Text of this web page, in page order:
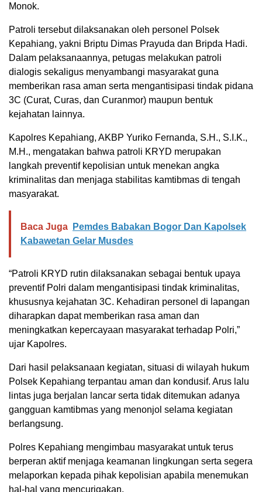
Monok.
Patroli tersebut dilaksanakan oleh personel Polsek
Kepahiang, yakni Briptu Dimas Prayuda dan Bripda Hadi.
Dalam pelaksanaannya, petugas melakukan patroli
dialogis sekaligus menyambangi masyarakat guna
memberikan rasa aman serta mengantisipasi tindak pidana
3C (Curat, Curas, dan Curanmor) maupun bentuk
kejahatan lainnya.
Kapolres Kepahiang, AKBP Yuriko Fernanda, S.H., S.I.K.,
M.H., mengatakan bahwa patroli KRYD merupakan
langkah preventif kepolisian untuk menekan angka
kriminalitas dan menjaga stabilitas kamtibmas di tengah
masyarakat.
Baca Juga
Pemdes Babakan Bogor Dan Kapolsek
Kabawetan Gelar Musdes
“Patroli KRYD rutin dilaksanakan sebagai bentuk upaya
preventif Polri dalam mengantisipasi tindak kriminalitas,
khususnya kejahatan 3C. Kehadiran personel di lapangan
diharapkan dapat memberikan rasa aman dan
meningkatkan kepercayaan masyarakat terhadap Polri,”
ujar Kapolres.
Dari hasil pelaksanaan kegiatan, situasi di wilayah hukum
Polsek Kepahiang terpantau aman dan kondusif. Arus lalu
lintas juga berjalan lancar serta tidak ditemukan adanya
gangguan kamtibmas yang menonjol selama kegiatan
berlangsung.
Polres Kepahiang mengimbau masyarakat untuk terus
berperan aktif menjaga keamanan lingkungan serta segera
melaporkan kepada pihak kepolisian apabila menemukan
hal-hal yang mencurigakan.